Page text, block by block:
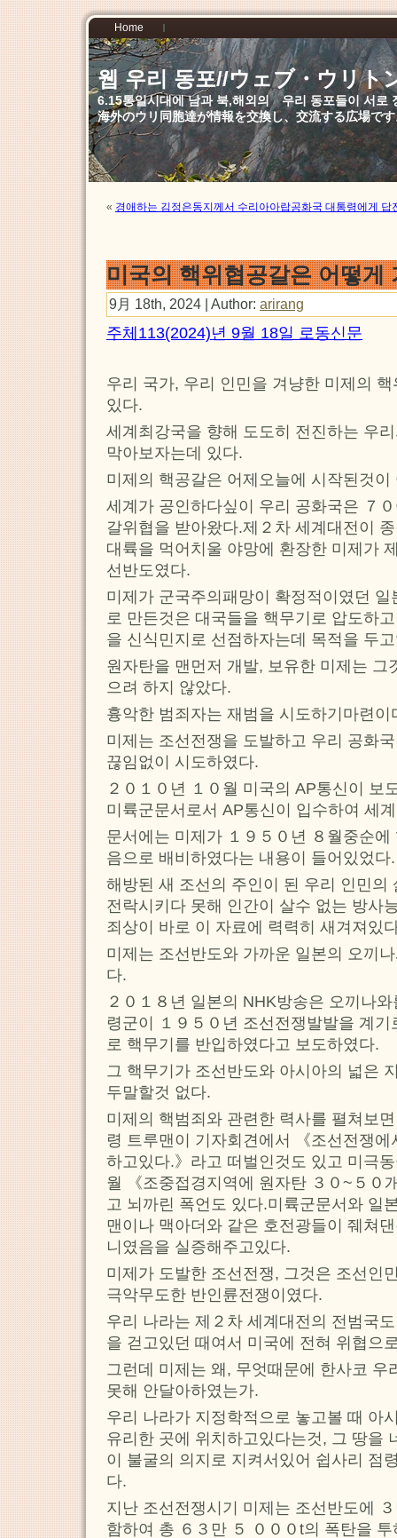
Home
웹 우리 동포//ウェブ・ウリト
6.15통일시대에 남과 북,해외의 우리 동포들이 서로
海外のウリ同胞達が情報を交換し、交流する広場で
« 경애하는 김정은동지께서 수리아아랍공화국 대통령에게 답
미국의 핵위협공갈은 어떻게
9月 18th, 2024 | Author: arirang
주체113(2024)년 9월 18일 로동신문
우리 국가, 우리 인민을 겨냥한 미제의
있다.
세계최강국을 향해 도도히 전진하는 우
막아보자는데 있다.
미제의 핵공갈은 어제오늘에 시작된것이
세계가 공인하다싶이 우리 공화국은 ７
갈위협을 받아왔다.제２차 세계대전이
대륙을 먹어치울 야망에 환장한 미제가
선반도였다.
미제가 군국주의패망이 확정적이였던
로 만든것은 대국들을 핵무기로 압도하
을 신식민지로 선점하자는데 목적을 두
원자탄을 맨먼저 개발, 보유한 미제는 그
으려 하지 않았다.
흉악한 범죄자는 재범을 시도하기마련이
미제는 조선전쟁을 도발하고 우리 공화
끊임없이 시도하였다.
２０１０년 １０월 미국의 AP통신이 보
미륙군문서로서 AP통신이 입수하여 세
문서에는 미제가 １９５０년 ８월중순
음으로 배비하였다는 내용이 들어있었다.
해방된 새 조선의 주인이 된 우리 인민의
전락시키다 못해 인간이 살수 없는 방사
죄상이 바로 이 자료에 력력히 새겨져있
미제는 조선반도와 가까운 일본의 오끼
다.
２０１８년 일본의 NHK방송은 오끼나
령군이 １９５０년 조선전쟁발발을 계
로 핵무기를 반입하였다고 보도하였다.
그 핵무기가 조선반도와 아시아의 넓은
두말할것 없다.
미제의 핵범죄와 관련한 력사를 펼쳐보
령 트루맨이 기자회견에서 《조선전쟁
하고있다.》라고 떠벌인것도 있고 미극
월 《조중접경지역에 원자탄 ３０~５０
고 뇌까린 폭언도 있다.미륙군문서와 일
맨이나 맥아더와 같은 호전광들이 줴쳐
니였음을 실증해주고있다.
미제가 도발한 조선전쟁, 그것은 조선인
극악무도한 반인륜전쟁이였다.
우리 나라는 제２차 세계대전의 전범국
을 걷고있던 때여서 미국에 전혀 위협으
그런데 미제는 왜, 무엇때문에 한사코 우
못해 안달아하였는가.
우리 나라가 지정학적으로 놓고볼 때 아
유리한 곳에 위치하고있다는것, 그 땅을
이 불굴의 의지로 지켜서있어 쉽사리 점
다.
지난 조선전쟁시기 미제는 조선반도에
함하여 총 ６３만 ５ ０００t의 폭탄을